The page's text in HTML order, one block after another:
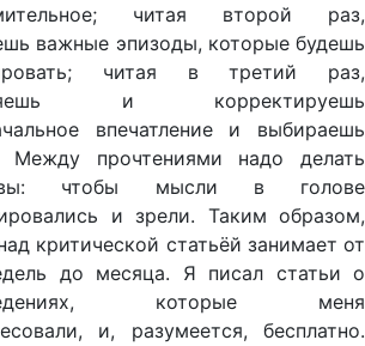
читая второй раз,
важные эпизоды, которые будешь
читая в третий раз,
и корректируешь
впечатление и выбираешь
Между прочтениями надо делать
чтобы мысли в голове
и зрели. Таким образом,
критической статьёй занимает от
до месяца. Я писал статьи о
которые меня
и, разумеется, бесплатно.